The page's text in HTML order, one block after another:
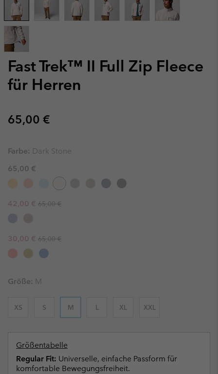
Fast Trek™ II Full Zip Fleece
für Herren
Regular price:
65,00 €
Farbe: Dark Stone
65,00 €
Sale price:
42,00 € Regular price:
65,00 €
Sale price:
30,00 € Regular price:
65,00 €
Größe: M
XS S M L XL XXL
Größentabelle
Regular Fit: Universelle, einfache Passform für
komfortable Bewegungsfreiheit.